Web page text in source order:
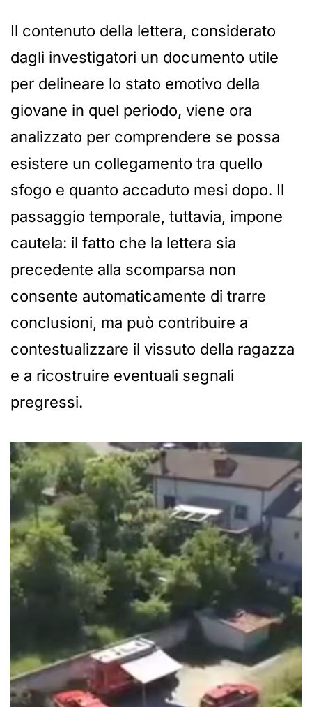
Il contenuto della lettera, considerato
dagli investigatori un documento utile
per delineare lo stato emotivo della
giovane in quel periodo, viene ora
analizzato per comprendere se possa
esistere un collegamento tra quello
sfogo e quanto accaduto mesi dopo. Il
passaggio temporale, tuttavia, impone
cautela: il fatto che la lettera sia
precedente alla scomparsa non
consente automaticamente di trarre
conclusioni, ma può contribuire a
contestualizzare il vissuto della ragazza
e a ricostruire eventuali segnali
pregressi.